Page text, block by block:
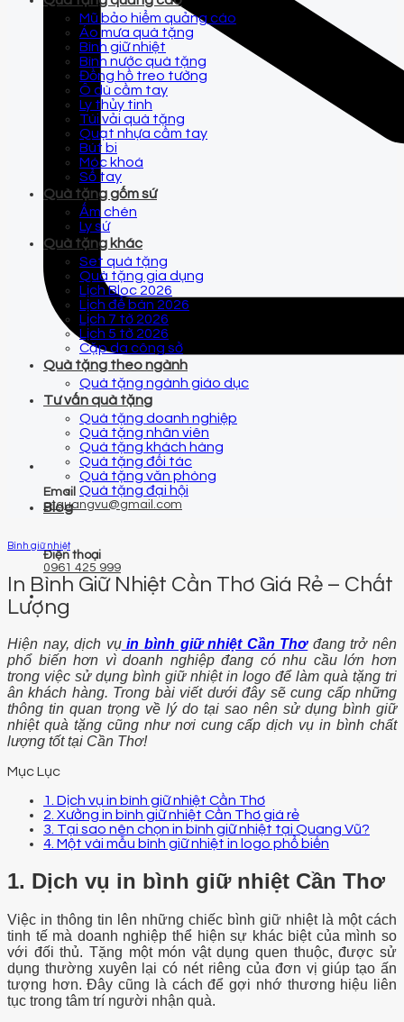
Email
qtquangvu@gmail.com
Điện thoại
0961 425 999
Mũ bảo hiểm quảng cáo
Áo mưa quà tặng
Bình giữ nhiệt
Bình nước quà tặng
Đồng hồ treo tường
Ô dù cầm tay
Ly thủy tinh
Túi vải quà tặng
Quạt nhựa cầm tay
Bút bi
Móc khoá
Sổ tay
Quà tặng gốm sứ
Ấm chén
Ly sứ
Quà tặng khác
Set quà tặng
Quà tặng gia dụng
Lịch Bloc 2026
Lịch để bàn 2026
Lịch 7 tờ 2026
Lịch 5 tờ 2026
Cặp da công sở
Quà tặng theo ngành
Quà tặng ngành giáo dục
Tư vấn quà tặng
Quà tặng doanh nghiệp
Quà tặng nhân viên
Quà tặng khách hàng
Quà tặng đối tác
Quà tặng văn phòng
Quà tặng đại hội
Blog
Bình giữ nhiệt
In Bình Giữ Nhiệt Cần Thơ Giá Rẻ – Chất
Lượng
Hiện nay, dịch vụin bình giữ nhiệt Cần Thơđang trở nên
phổ biến hơn vì doanh nghiệp đang có nhu cầu lớn hơn
trong việc sử dụng bình giữ nhiệt in logo để làm quà tặng tri
ân khách hàng. Trong bài viết dưới đây sẽ cung cấp những
thông tin quan trọng về lý do tại sao nên sử dụng bình giữ
nhiệt quà tặng cũng như nơi cung cấp dịch vụ in bình chất
lượng tốt tại Cần Thơ!
Mục Lục
1. Dịch vụ in bình giữ nhiệt Cần Thơ
2. Xưởng in bình giữ nhiệt Cần Thơ giá rẻ
3. Tại sao nên chọn in bình giữ nhiệt tại Quang Vũ?
4. Một vài mẫu bình giữ nhiệt in logo phổ biến
1. Dịch vụ in bình giữ nhiệt Cần Thơ
Việc in thông tin lên những chiếc bình giữ nhiệt là một cách
tinh tế mà doanh nghiệp thể hiện sự khác biệt của mình so
với đối thủ. Tặng một món vật dụng quen thuộc, được sử
dụng thường xuyên lại có nét riêng của đơn vị giúp tạo ấn
tượng hơn. Đây cũng là cách để gợi nhớ thương hiệu liên
tục trong tâm trí người nhận quà.